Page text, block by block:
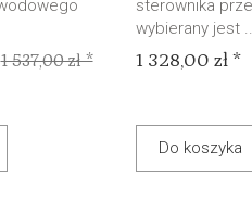
1 537,00 zł *
sterownika
wybierany jest
1 328,00 zł *
Do koszyka